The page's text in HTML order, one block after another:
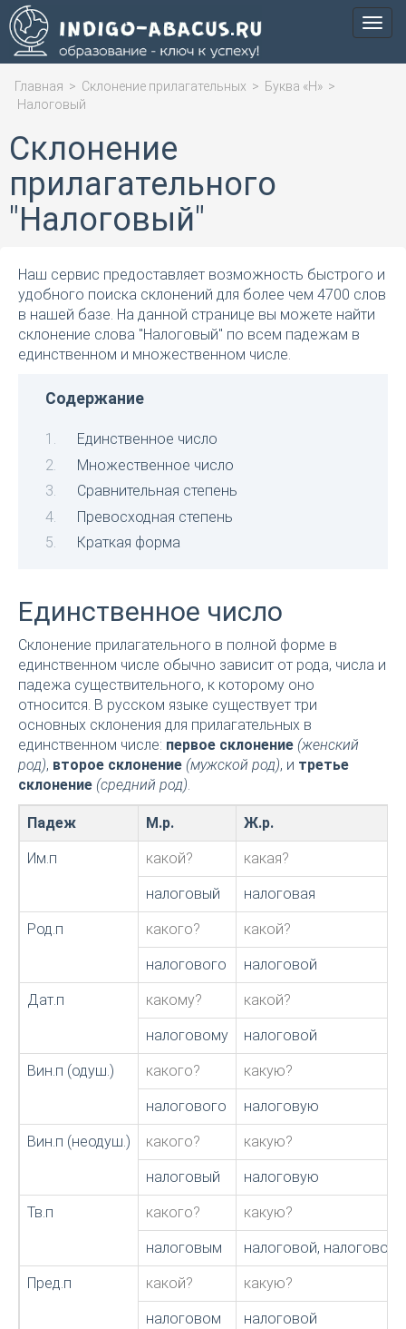
Меню
Главная > Склонение прилагательных > Буква «Н» >
Налоговый
Склонение
прилагательного
"Налоговый"
Наш сервис предоставляет возможность быстрого и
удобного поиска склонений для более чем 4700 слов
в нашей базе. На данной странице вы можете найти
склонение слова "Налоговый" по всем падежам в
единственном и множественном числе.
Содержание
Единственное число
Множественное число
Сравнительная степень
Превосходная степень
Краткая форма
Единственное число
Склонение прилагательного в полной форме в
единственном числе обычно зависит от рода, числа и
падежа существительного, к которому оно
относится. В русском языке существует три
основных склонения для прилагательных в
единственном числе: первое склонение (женский
род), второе склонение (мужской род), и третье
склонение (средний род).
Падеж М.р. Ж.р.
Им.п какой? какая?
налоговый налоговая
Род.п какого? какой?
налогового налоговой
Дат.п какому? какой?
налоговому налоговой
Вин.п (одуш.) какого? какую?
налогового налоговую
Вин.п (неодуш.) какого? какую?
налоговый налоговую
Тв.п какого? какую?
налоговым налоговой, налоговою
Пред.п какой? какую?
налоговом налоговой